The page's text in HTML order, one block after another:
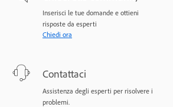
Inserisci le tue domande e ottieni
risposte da esperti
Chiedi ora
Contattaci
Assistenza degli esperti per risolvere i
problemi.